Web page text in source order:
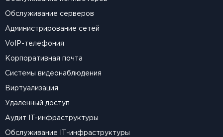
Обслуживание серверов
Администрирование сетей
VoIP-телефония
Корпоративная почта
Системы видеонаблюдения
Виртуализация
Удаленный доступ
Аудит IT-инфраструктуры
Обслуживание IT-инфраструктуры